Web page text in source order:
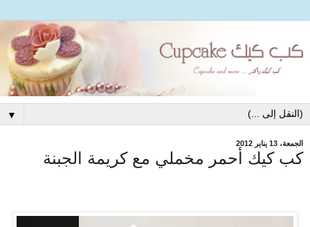
▼
الجمعة، 13 يناير 2012
كب كيك أحمر مخملي مع كريمة الجبنة